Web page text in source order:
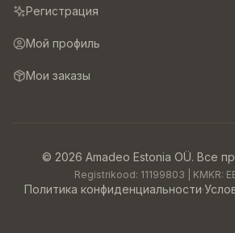
Регистрация
Мой профиль
Мои заказы
© 2026 Amadeo Estonia OÜ. Все
Registrikood: 11199803 | KMKR:
Политика конфиденциальности·